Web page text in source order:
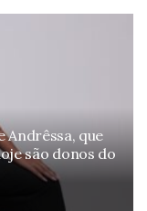
Andrêssa, que
são donos do